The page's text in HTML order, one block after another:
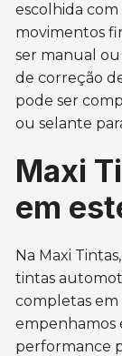
escolhida
movimentos
ser manual
de correção
pode ser
ou selante
Maxi
em
Na Maxi
tintas
completas em
empenhamos
performance